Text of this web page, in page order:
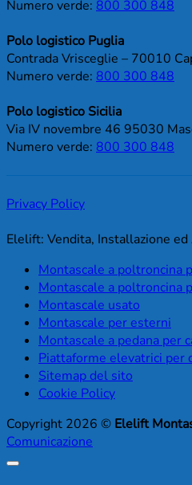
Numero verde: 800 300 848
Polo logistico Puglia
Contrada Vrisceglie – 70010
Numero verde: 800 300 848
Polo logistico Sicilia
Via IV novembre 46 95030
Numero verde: 800 300 848
Privacy Policy
Elelift: Vendita, Installazione ed
Montascale a poltroncina
Montascale a poltroncina
Montascale usato
Montascale per esterni
Montascale a pedana per
Piattaforme elevatrici per
Sitemap del sito
Cookie Policy
Copyright 2026 © Elelift
Comunicazione